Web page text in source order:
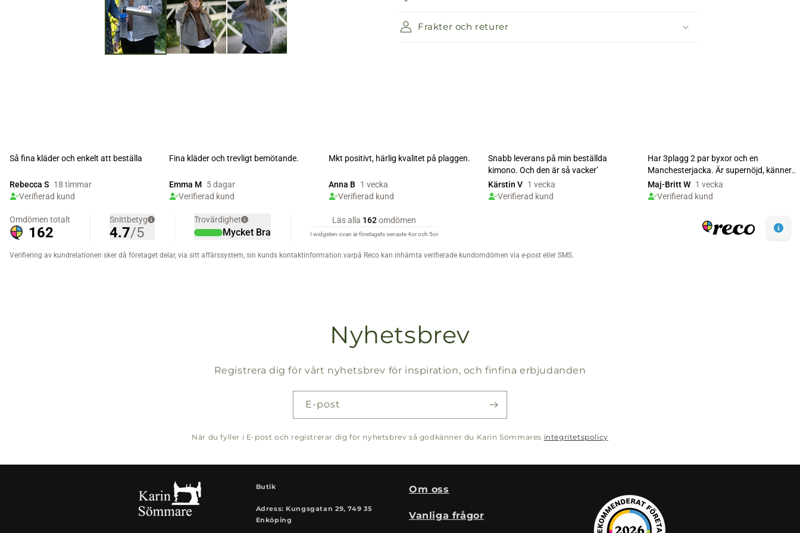
Frakter och returer
Nyhetsbrev
Registrera dig för vårt nyhetsbrev för inspiration, och finfina erbjudanden
E-post
När du fyller i E-post och registrerar dig för nyhetsbrev så godkänner du Karin Sömmares integritetspolicy
Butik
Adress: Kungsgatan 29, 749 35
Enköping
Om oss
Vanliga frågor